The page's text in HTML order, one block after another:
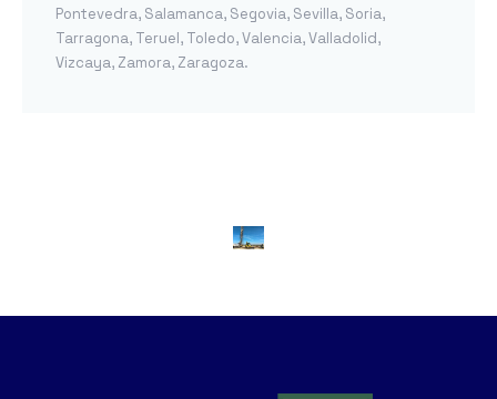
Pontevedra, Salamanca, Segovia, Sevilla, Soria,
Tarragona, Teruel, Toledo,Valencia,Valladolid,
Vizcaya, Zamora, Zaragoza.